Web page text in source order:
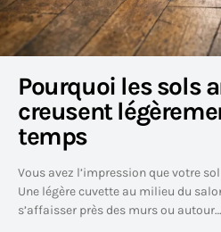
Pourquoi les sols
creusent
temps
Vous avez l’impression que votre
Une légère cuvette au milieu du
s’affaisser près des murs ou autour…